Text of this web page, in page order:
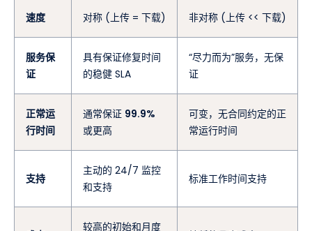
速度 对称 (上传 = 下载) 非对称 (上传 << 下载)
服务保
证
具有保证修复时间
的稳健 SLA
“尽力而为”服务，无保
证
正常运
行时间
通常保证 99.9%
或更高
可变，无合同约定的正
常运行时间
支持
主动的 24/7 监控
和支持
标准工作时间支持
较高的初始和月度